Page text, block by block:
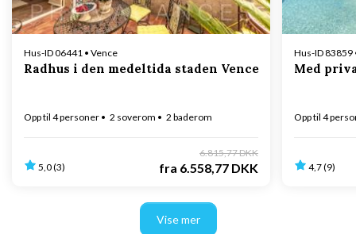
Hus-ID 06441 • Vence
Radhus i den medeltida staden Vence
Opp til 4 personer 2 soverom 2 baderom
5,0 (3)
6.815,77 DKK
fra 6.558,77 DKK
Hus-ID 83859
Med
Opp til 4
4,7 (9)
Vise mer